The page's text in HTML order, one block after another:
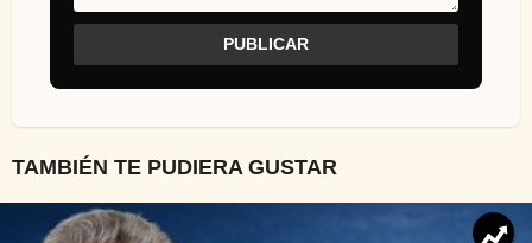
TAMBIÉN TE PUDIERA GUSTAR